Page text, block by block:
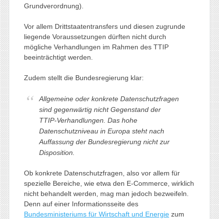
Grundverordnung).
Vor allem Drittstaatentransfers und diesen zugrunde
liegende Voraussetzungen dürften nicht durch
mögliche Verhandlungen im Rahmen des TTIP
beeinträchtigt werden.
Zudem stellt die Bundesregierung klar:
Allgemeine oder konkrete Datenschutzfragen
sind gegenwärtig nicht Gegenstand der
TTIP-Verhandlungen. Das hohe
Datenschutzniveau in Europa steht nach
Auffassung der Bundesregierung nicht zur
Disposition.
Ob konkrete Datenschutzfragen, also vor allem für
spezielle Bereiche, wie etwa den E-Commerce, wirklich
nicht behandelt werden, mag man jedoch bezweifeln.
Denn auf einer Informationsseite des
Bundesministeriums für Wirtschaft und Energiezum